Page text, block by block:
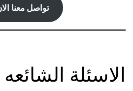
تواصل معنا
الاسئلة الشائعه